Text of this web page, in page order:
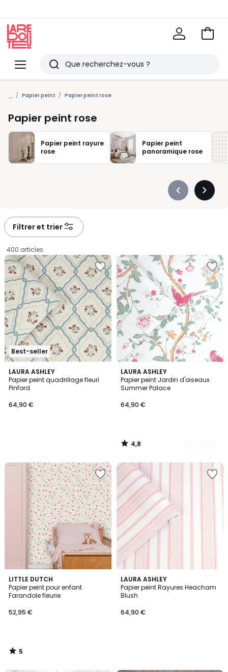
Menu
Redoute
Rechercher
Derniers
articles
vus
Voir
... Papier peint Papier peint rose
Papier peint rose
Papier peint rayure
rose
Papier peint
panoramique rose
Précédent
Filtrer et trier
400 articles
Best-seller
LAURA ASHLEY
Papier peint quadrillage fleuri
Pinford
€.
64,90 €
LAURA ASHLEY
Papier peint Jardin d'oiseaux
Summer Palace
64,90 €
4,8
/ 5
5
Couleurs
4,8
/
LITTLE DUTCH
Papier peint pour enfant
Farandole fleurie
52,95 €
5
/
5
5
/
LAURA ASHLEY
Papier peint Rayures Heacham
Blush
64,90 €